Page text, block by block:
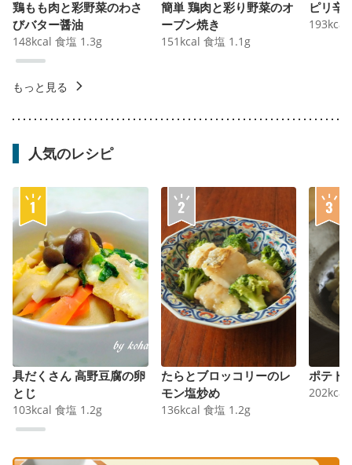
鶏もも肉と彩野菜のわさ
びバター醤油
148kcal 食塩 1.3g
簡単 鶏肉と彩り野菜のオ
ーブン焼き
151 kcal 食塩 1.1 g
ピリ辛
193kcal
もっと見る
人気のレシピ
具だくさん 高野豆腐の卵
とじ
103kcal 食塩 1.2g
たらとブロッコリーのレ
モン塩炒め
136kcal 食塩 1.2g
ポテト
202kcal